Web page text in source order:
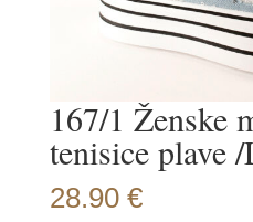
167/1 Ženske
tenisice plave
28.90 €